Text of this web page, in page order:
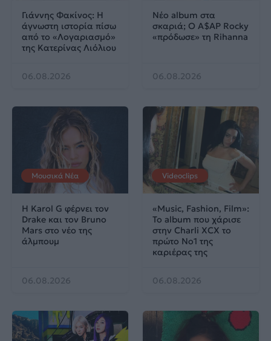
Γιάννης Φακίνος: Η
άγνωστη ιστορία πίσω
από το «Λογαριασμό»
της Κατερίνας Λιόλιου
06.08.2026
Νέο album στα
σκαριά; Ο A$AP Rocky
«πρόδωσε» τη Rihanna
06.08.2026
Μουσικά Νέα
Η Karol G φέρνει τον
Drake και τον Bruno
Mars στο νέο της
άλμπουμ
06.08.2026
Videoclips
«Music, Fashion, Film»:
Το album που χάρισε
στην Charli XCX το
πρώτο No1 της
καριέρας της
06.08.2026